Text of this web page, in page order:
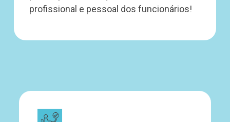
profissional e pessoal dos funcionários!